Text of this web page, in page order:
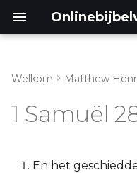
1 Samuël 28:7-14
Lukas
Welkom Matthew
1 Samuël
En het